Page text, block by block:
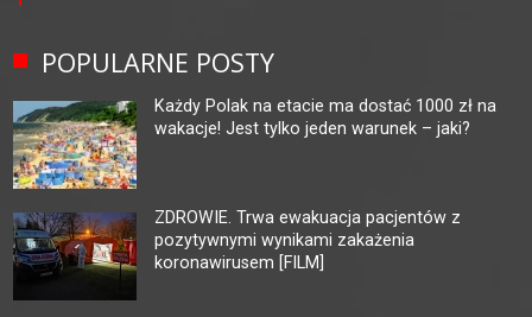
POPULARNE POSTY
Każdy Polak na etacie ma dostać 1000 zł na
wakacje! Jest tylko jeden warunek – jaki?
ZDROWIE. Trwa ewakuacja pacjentów z
pozytywnymi wynikami zakażenia
koronawirusem [FILM]